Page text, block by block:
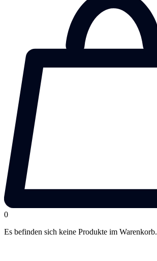
0
Es befinden sich keine Produkte im Warenkorb.